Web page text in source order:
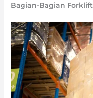
Bagian-Bagian Forklift